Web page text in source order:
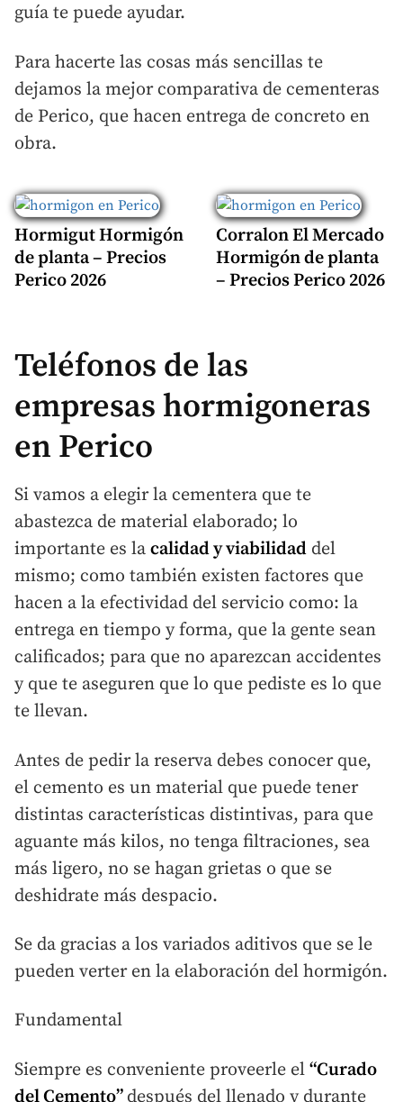
guía te puede ayudar.
Para hacerte las cosas más sencillas te
dejamos la mejor comparativa de cementeras
de Perico, que hacen entrega de concreto en
obra.
Hormigut Hormigón
de planta – Precios
Perico 2026
Corralon El Mercado
Hormigón de planta
– Precios Perico 2026
Teléfonos de las
empresas hormigoneras
en Perico
Si vamos a elegir la cementera que te
abastezca de material elaborado; lo
importante es la calidad y viabilidad del
mismo; como también existen factores que
hacen a la efectividad del servicio como: la
entrega en tiempo y forma, que la gente sean
calificados; para que no aparezcan accidentes
y que te aseguren que lo que pediste es lo que
te llevan.
Antes de pedir la reserva debes conocer que,
el cemento es un material que puede tener
distintas características distintivas, para que
aguante más kilos, no tenga filtraciones, sea
más ligero, no se hagan grietas o que se
deshidrate más despacio.
Se da gracias a los variados aditivos que se le
pueden verter en la elaboración del hormigón.
Fundamental
Siempre es conveniente proveerle el “Curado
del Cemento” después del llenado y durante